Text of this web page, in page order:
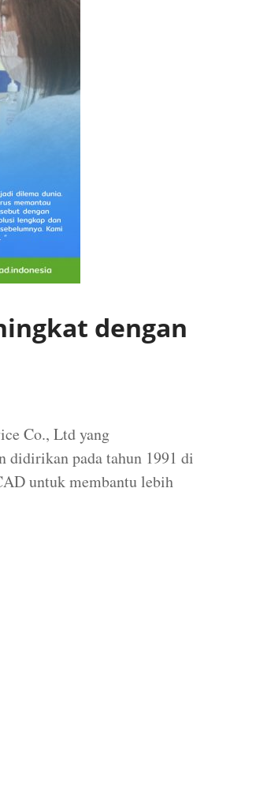
dengan
Co., Ltd yang
didirikan pada tahun 1991 di
untuk membantu lebih